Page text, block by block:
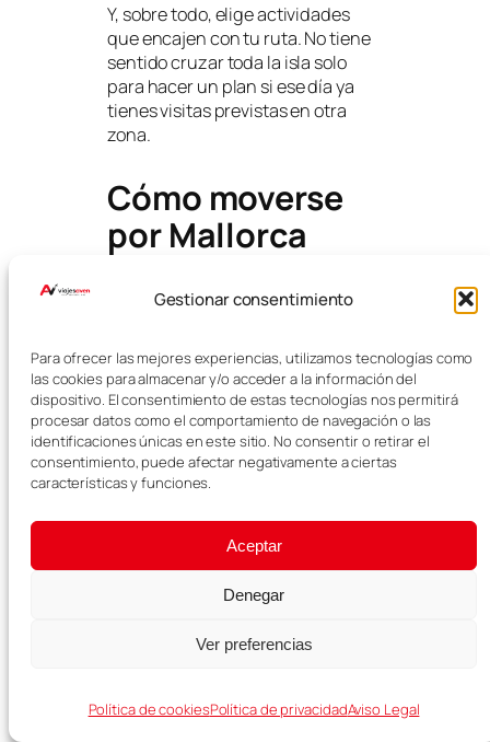
Gestionar consentimiento
Para ofrecer las mejores experiencias, utilizamos tecnologías como
las cookies para almacenar y/o acceder a la información del
dispositivo. El consentimiento de estas tecnologías nos permitirá
procesar datos como el comportamiento de navegación o las
identificaciones únicas en este sitio. No consentir o retirar el
consentimiento, puede afectar negativamente a ciertas
características y funciones.
Aceptar
Denegar
Ver preferencias
Política de cookiesPolítica de privacidadAviso Legal
Y, sobre todo, elige actividades
que encajen con tu ruta. No tiene
sentido cruzar toda la isla solo
para hacer un plan si ese día ya
tienes visitas previstas en otra
zona.
Cómo moverse
por Mallorca
actividades
Para disfrutar de las mejores
actividades en Mallorca, lo más
cómodo es alquilar coche. Aunque
algunas excursiones salen desde
zonas turísticas conocidas,
muchas actividades se
encuentran repartidas por
diferentes puntos de la isla.
Con coche podrás llegar a tiempo,
organizar mejor los días y
combinar cada experiencia con
pueblos, miradores o calas
Puedesalquilar coche en